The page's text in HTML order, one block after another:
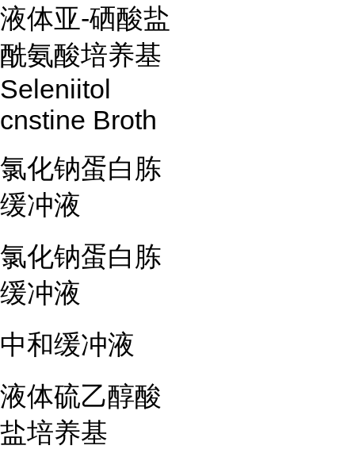
液体亚-硒酸盐
酰氨酸培养基
Seleniitol
cnstine Broth
氯化钠蛋白胨
缓冲液
氯化钠蛋白胨
缓冲液
中和缓冲液
液体硫乙醇酸
盐培养基